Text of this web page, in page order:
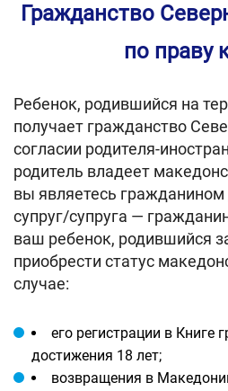
Гражданство
по праву
Ребенок, родившийся на
получает гражданство
согласии родителя-
родитель владеет
вы являетесь гражданином
супруг/супруга —
ваш ребенок, родившийся
приобрести статус
случае:
его регистрации в Книге
достижения 18 лет;
возвращения в